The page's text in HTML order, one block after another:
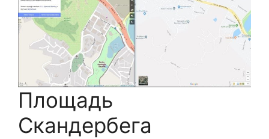
Площадь
Скандербега